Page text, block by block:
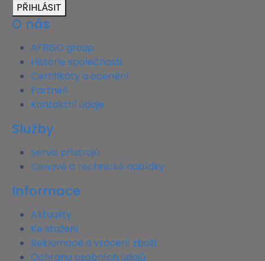
PŘIHLÁSIT
O nás
AFRISO group
Historie společnosti
Certifikáty a ocenění
Partneři
Kontaktní údaje
Služby
Servis přístrojů
Cenové a technické nabídky
Informace
Aktuality
Ke stažení
Reklamace a vrácení zboží
Ochrana osobních údajů